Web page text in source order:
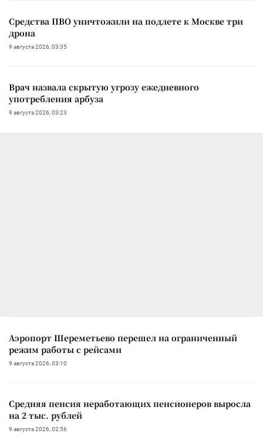
Средства ПВО уничтожили на подлете к Москве три
дрона
9 августа 2026, 03:35
Врач назвала скрытую угрозу ежедневного
употребления арбуза
9 августа 2026, 03:23
Аэропорт Шереметьево перешел на ограниченный
режим работы с рейсами
9 августа 2026, 03:10
Средняя пенсия неработающих пенсионеров выросла
на 2 тыс. рублей
9 августа 2026, 02:56